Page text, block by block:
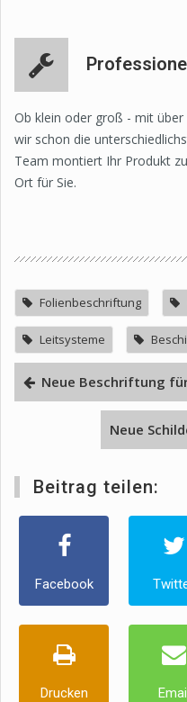
Ob klein oder groß - mit über
wir schon die
Team montiert Ihr Produkt
Ort für Sie.
Folienbeschriftung
Leitsysteme
Neue Beschriftung
Neue
Beitrag teilen:
Facebook
Drucken